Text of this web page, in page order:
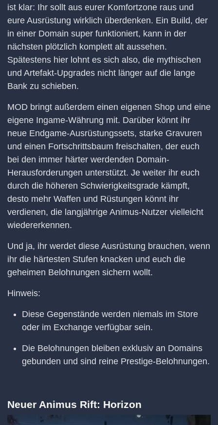
ist klar: Ihr sollt aus eurer Komfortzone raus und
eure Ausrüstung wirklich überdenken. Ein Build, der
in einer Domain super funktioniert, kann in der
nächsten plötzlich komplett alt aussehen.
Spätestens hier lohnt es sich also, die mythischen
und Artefakt-Upgrades nicht länger auf die lange
Bank zu schieben.
MOD bringt außerdem einen eigenen Shop und eine
eigene Ingame-Währung mit. Darüber könnt ihr
neue Endgame-Ausrüstungssets, starke Gravuren
und einen Fortschrittsbaum freischalten, der euch
bei den immer härter werdenden Domain-
Herausforderungen unterstützt. Je weiter ihr euch
durch die höheren Schwierigkeitsgrade kämpft,
desto mehr Waffen und Rüstungen könnt ihr
verdienen, die langjährige Animus-Nutzer vielleicht
wiedererkennen.
Und ja, ihr werdet diese Ausrüstung brauchen, wenn
ihr die härtesten Stufen knacken und euch die
geheimen Belohnungen sichern wollt.
Hinweis:
Diese Gegenstände werden niemals im Store
oder im Exchange verfügbar sein.
Die Belohnungen bleiben exklusiv an Domains
gebunden und sind reine Prestige-Belohnungen.
Neuer Animus Rift: Horizon